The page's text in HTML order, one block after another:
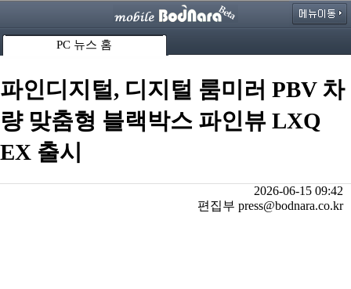
PC 뉴스 홈
파인디지털, 디지털 룸미러 PBV 차
량 맞춤형 블랙박스 파인뷰 LXQ
EX 출시
2026-06-15 09:42
편집부 press@bodnara.co.kr